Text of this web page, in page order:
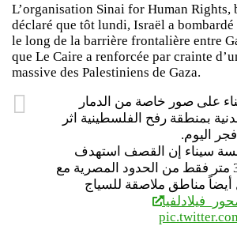
L’organisation Sinai for Human Rights,
déclaré que tôt lundi, Israël a bombardé
le long de la barrière frontalière entre
que Le Caire a renforcée par crainte
massive des Palestiniens de Gaza.
على صور خاصة من الدمار
بمنطقة رفح الفلسطينية اثر
اليوم.
سيناء إن القصف استهدف
مناطق تبعد نحو 300 متر فقط من الحدود المصرية مع
مناطق ملاصقة للسياج